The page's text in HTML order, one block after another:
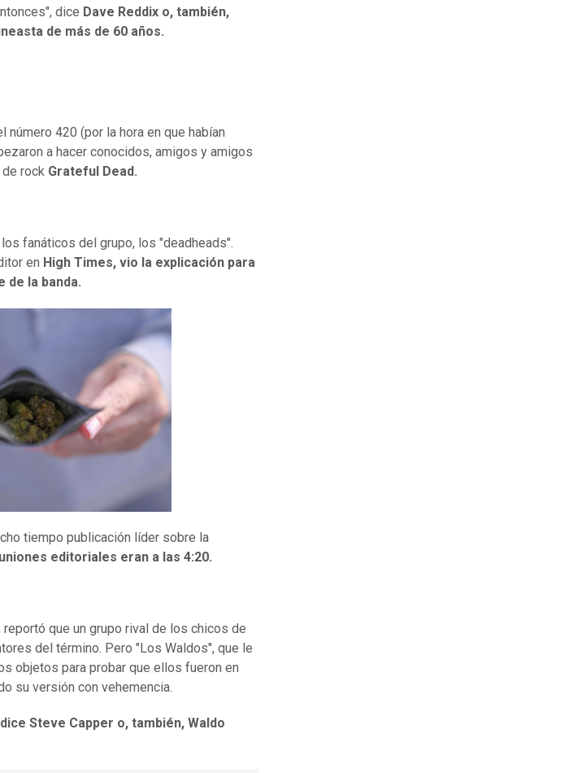
dice Dave Reddix o, también,
de más de 60 años.
420 (por la hora en que habían
a hacer conocidos, amigos y amigos
rock Grateful Dead.
fanáticos del grupo, los "deadheads".
en High Times, vio la explicación para
de la banda.
tiempo publicación líder sobre la
editoriales eran a las 4:20.
que un grupo rival de los chicos de
del término. Pero "Los Waldos", que le
objetos para probar que ellos fueron en
su versión con vehemencia.
Steve Capper o, también, Waldo